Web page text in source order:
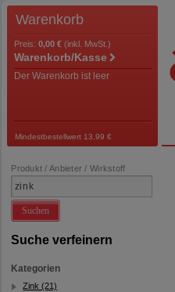
Warenkorb
Preis: 0,00 € (inkl. MwSt.)
Warenkorb/Kasse
Der Warenkorb ist leer
Mindestbestellwert 13,99 €
Produkt / Anbieter / Wirkstoff
Suchen
Suche verfeinern
Kategorien
Zink (21)